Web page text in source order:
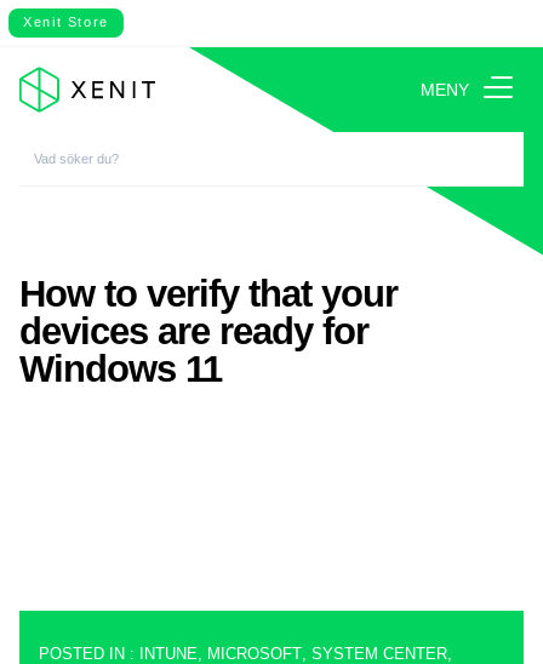
Xenit Store
MENY
POSTED IN : INTUNE MICROSOFT SYSTEM CENTER